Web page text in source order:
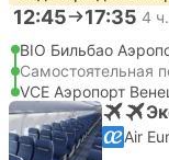
12:45 17:35 4
BIO Бильбао
Самостоятельная
VCE Аэропорт
Air